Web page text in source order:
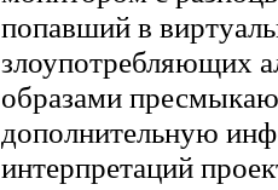
попавший в
злоупотребляющих
образами
дополнительную
интерпретаций